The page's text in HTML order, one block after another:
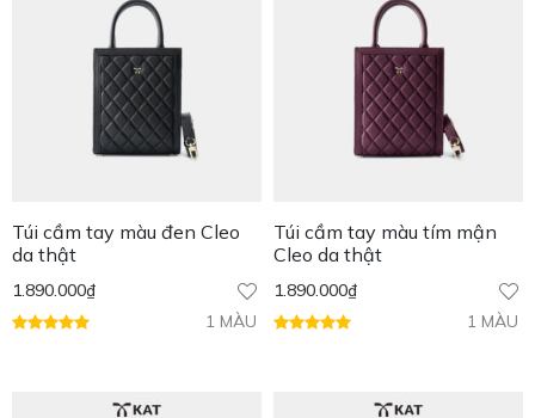
Túi cầm tay màu đen Cleo
da thật
1.890.000₫
1 MÀU
Túi cầm tay màu tím mận
Cleo da thật
1.890.000₫
1 MÀU